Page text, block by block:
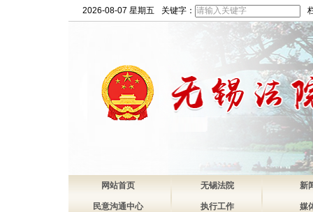
2026-08-07 星期五 关键字：
网站首页 无锡法院 新
民意沟通中心 执行工作 媒